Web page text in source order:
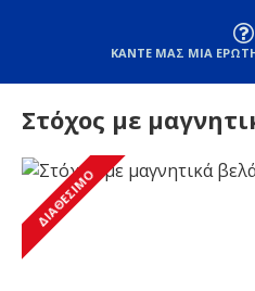
ΚΑΝΤΕ ΜΑΣ ΜΙΑ
Στόχος με
ΔΙΑΘΈΣΙΜΟ